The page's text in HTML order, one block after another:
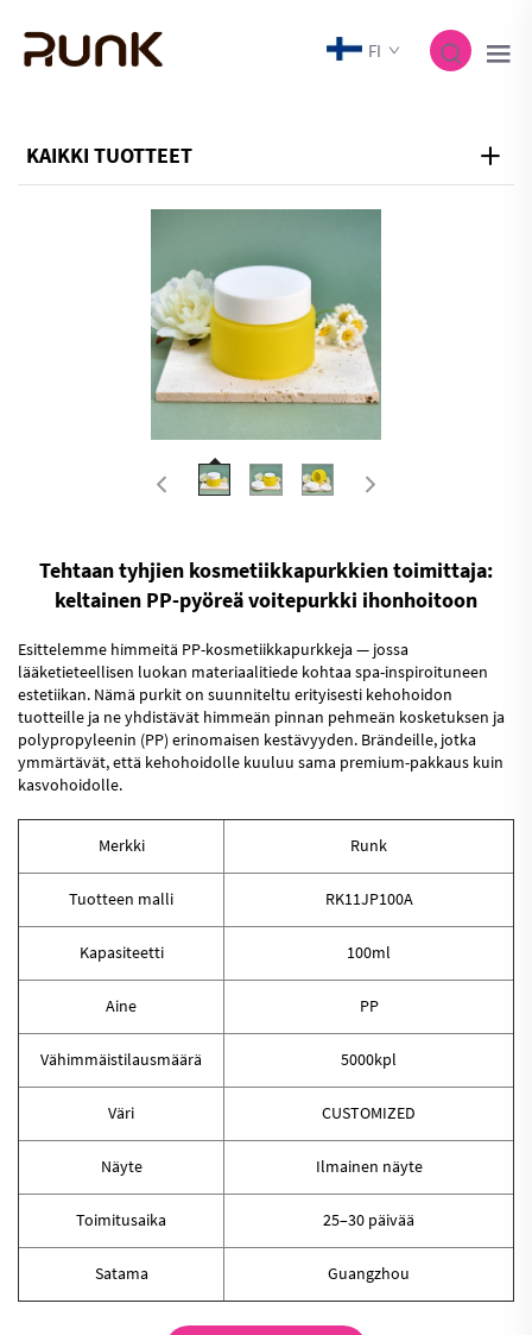
FI
KAIKKI TUOTTEET
Tehtaan tyhjien kosmetiikkapurkkien toimittaja:
keltainen PP-pyöreä voitepurkki ihonhoitoon
Esittelemme himmeitä PP-kosmetiikkapurkkeja — jossa
lääketieteellisen luokan materiaalitiede kohtaa spa-inspiroituneen
estetiikan. Nämä purkit on suunniteltu erityisesti kehohoidon
tuotteille ja ne yhdistävät himmeän pinnan pehmeän kosketuksen ja
polypropyleenin (PP) erinomaisen kestävyyden. Brändeille, jotka
ymmärtävät, että kehohoidolle kuuluu sama premium-pakkaus kuin
kasvohoidolle.
Merkki Runk
Tuotteen malli RK11JP100A
Kapasiteetti 100ml
Aine PP
Vähimmäistilausmäärä 5000kpl
Väri CUSTOMIZED
Näyte Ilmainen näyte
Toimitusaika 25–30 päivää
Satama Guangzhou